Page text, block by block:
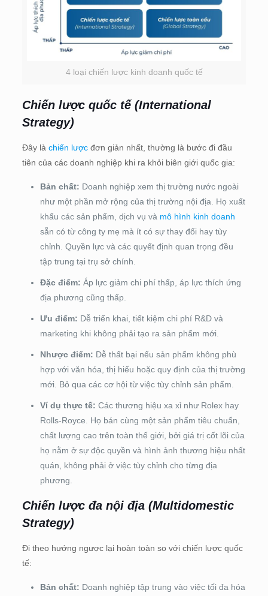
4 loại chiến lược kinh doanh quốc tế
Chiến lược quốc tế (International
Strategy)
Đây là chiến lượcđơn giản nhất, thường là bước đi đầu
tiên của các doanh nghiệp khi ra khỏi biên giới quốc gia:
Bản chất: Doanh nghiệp xem thị trường nước ngoài
như một phần mở rộng của thị trường nội địa. Họ xuất
khẩu các sản phẩm, dịch vụ và mô hình kinh doanh
sẵn có từ công ty mẹ mà ít có sự thay đổi hay tùy
chỉnh. Quyền lực và các quyết định quan trọng đều
tập trung tại trụ sở chính.
Đặc điểm: Áp lực giảm chi phí thấp, áp lực thích ứng
địa phương cũng thấp.
Ưu điểm: Dễ triển khai, tiết kiệm chi phí R&D và
marketing khi không phải tạo ra sản phẩm mới.
Nhược điểm: Dễ thất bại nếu sản phẩm không phù
hợp với văn hóa, thị hiếu hoặc quy định của thị trường
mới. Bỏ qua các cơ hội từ việc tùy chỉnh sản phẩm.
Ví dụ thực tế: Các thương hiệu xa xỉ như Rolex hay
Rolls-Royce. Họ bán cùng một sản phẩm tiêu chuẩn,
chất lượng cao trên toàn thế giới, bởi giá trị cốt lõi của
họ nằm ở sự độc quyền và hình ảnh thương hiệu nhất
quán, không phải ở việc tùy chỉnh cho từng địa
phương.
Chiến lược đa nội địa (Multidomestic
Strategy)
Đi theo hướng ngược lại hoàn toàn so với chiến lược quốc
tế:
Bản chất: Doanh nghiệp tập trung vào việc tối đa hóa